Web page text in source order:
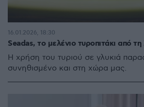
Seadas, το μελένιο τυροπιτάκι από
Η χρήση του τυριού σε γλυκιά
συνηθισμένο και στη χώρα μας.
16.01.2026, 18:30